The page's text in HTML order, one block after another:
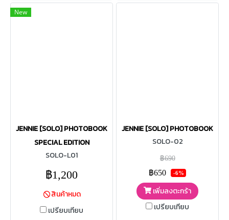
is released.
New
JENNIE [SOLO] PHOTOBOOK
SPECIAL EDITION
SOLO-L01
฿1,200
สินค้าหมด
เปรียบเทียบ
JENNIE [SOLO] PHOTOBOOK
SOLO-02
฿690
฿650 -6%
เพิ่มลงตะกร้า
เปรียบเทียบ